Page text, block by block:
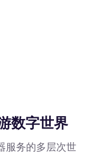
数字世界
服务的多层次世